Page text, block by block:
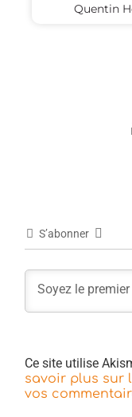
Quentin
S’abonner
Ce site utilise
savoir plus sur
vos